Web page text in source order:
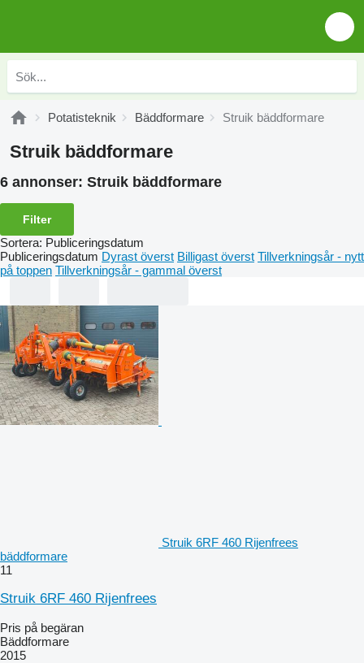
Potatisteknik Bäddformare Struik bäddformare
Struik bäddformare
6 annonser: Struik bäddformare
Filter
Sortera: Publiceringsdatum
Publiceringsdatum Dyrast överst Billigast överst Tillverkningsår - nytt
på toppen Tillverkningsår - gammal överst
Struik 6RF 460 Rijenfrees
bäddformare
11
Struik 6RF 460 Rijenfrees
Pris på begäran
Bäddformare
2015